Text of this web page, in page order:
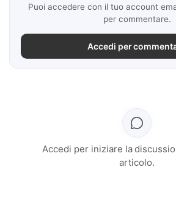
Puoi accedere con il tuo account
per commentare.
Accedi per
Accedi per iniziare la
articolo.